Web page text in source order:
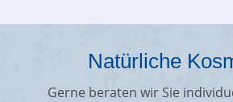
Natürliche
Gerne beraten wir Sie